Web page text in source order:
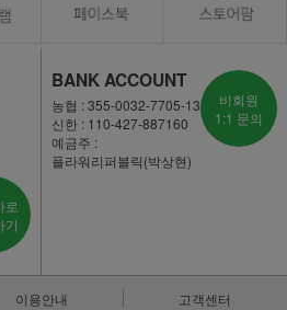
로
기
BANK ACCOUNT
농협 : 355-0032-7705-13
신한 : 110-427-887160
예금주 :
플라워리퍼블릭(박상현)
비회원
1:1 문의
이용안내 고객센터